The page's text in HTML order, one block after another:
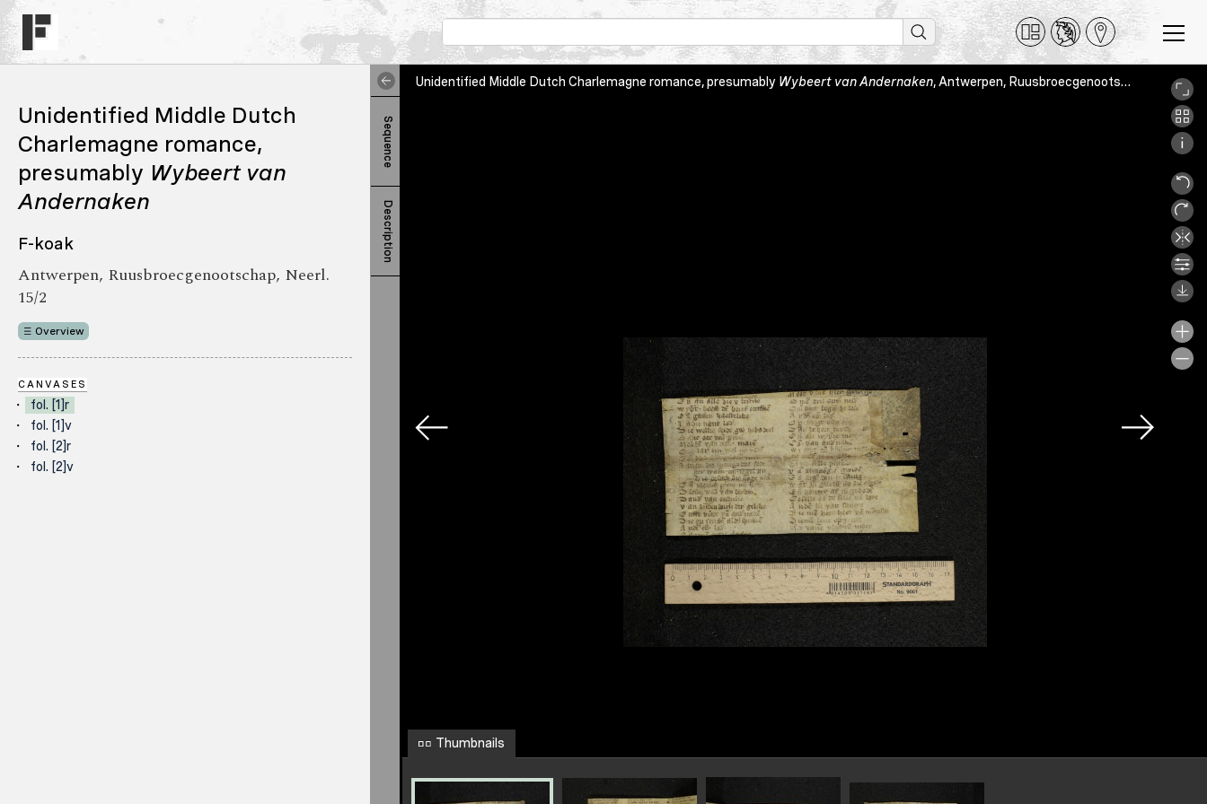
Unidentified Middle Dutch
Charlemagne romance,
presumably Wybeert van
Andernaken
F-koak
Antwerpen, Ruusbroecgenootschap, Neerl.
15/2
Overview
CANVASES
fol. [1]r
fol. [1]v
fol. [2]r
fol. [2]v
Sequence
Description
Unidentified Middle Dutch Charlemagne romance, presumably Wybeert van Andernaken, Antwerpen, Ruusbroecgenootschap, Neerl. 15/2, fol. [1]r
Thumbnails